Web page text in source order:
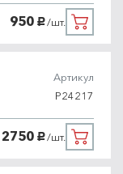
950 руб./шт.
Артикул
P24217
2750 руб./шт.